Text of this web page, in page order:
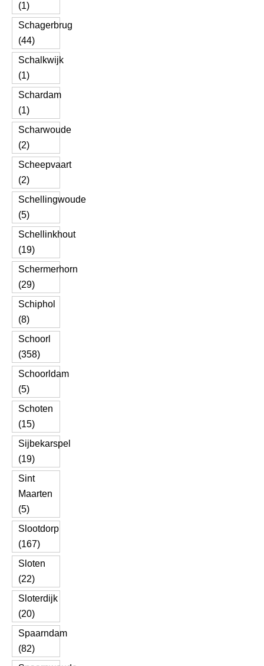
(1)
Schagerbrug
(44)
Schalkwijk
(1)
Schardam
(1)
Scharwoude
(2)
Scheepvaart
(2)
Schellingwoude
(5)
Schellinkhout
(19)
Schermerhorn
(29)
Schiphol
(8)
Schoorl
(358)
Schoorldam
(5)
Schoten
(15)
Sijbekarspel
(19)
Sint
Maarten
(5)
Slootdorp
(167)
Sloten
(22)
Sloterdijk
(20)
Spaarndam
(82)